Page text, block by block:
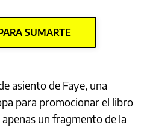
SUMARTE
asiento de Faye, una
para promocionar el libro
un fragmento de la